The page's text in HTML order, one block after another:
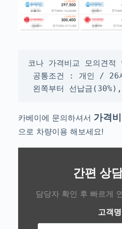
코나 가격비교 모의견
공통조건 : 개인 / 26
왼쪽부터 선납금
카베이에 문의하셔서 가격
으로 차량이용 해보세요!
간편 상
담당자 확인 후 빠르게
고객명